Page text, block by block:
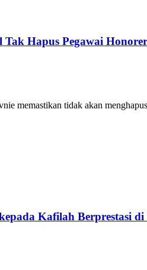
Tak Hapus Pegawai Honorer
memastikan tidak akan
Kafilah Berprestasi